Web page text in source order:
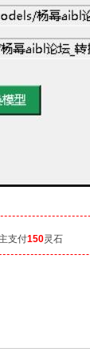
支付150灵石